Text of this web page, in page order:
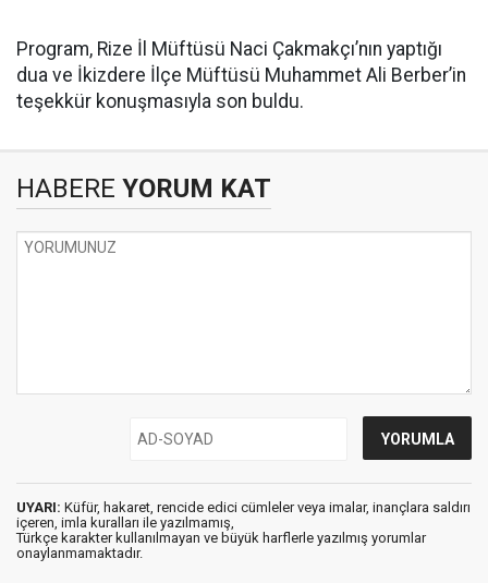
Program, Rize İl Müftüsü Naci Çakmakçı’nın yaptığı
dua ve İkizdere İlçe Müftüsü Muhammet Ali Berber’in
teşekkür konuşmasıyla son buldu.
HABERE YORUM KAT
UYARI: Küfür, hakaret, rencide edici cümleler veya imalar, inançlara saldırı
içeren, imla kuralları ile yazılmamış,
Türkçe karakter kullanılmayan ve büyük harflerle yazılmış yorumlar
onaylanmamaktadır.